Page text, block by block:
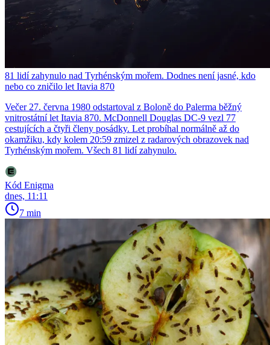
81 lidí zahynulo nad Tyrhénským mořem. Dodnes není jasné, kdo
nebo co zničilo let Itavia 870
Večer 27. června 1980 odstartoval z Boloně do Palerma běžný
vnitrostátní let Itavia 870. McDonnell Douglas DC-9 vezl 77
cestujících a čtyři členy posádky. Let probíhal normálně až do
okamžiku, kdy kolem 20:59 zmizel z radarových obrazovek nad
Tyrhénským mořem. Všech 81 lidí zahynulo.
Kód Enigma
dnes, 11:11
7 min